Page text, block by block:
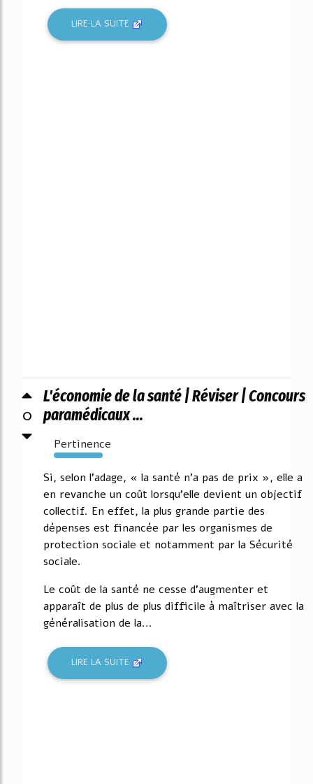
LIRE LA SUITE
0
L'économie de la santé | Réviser | Concours
paramédicaux ...
Pertinence
3230%
Si, selon l'adage, « la santé n'a pas de prix », elle a
en revanche un coût lorsqu'elle devient un objectif
collectif. En effet, la plus grande partie des
dépenses est financée par les organismes de
protection sociale et notamment par la Sécurité
sociale.
Le coût de la santé ne cesse d'augmenter et
apparaît de plus de plus difficile à maîtriser avec la
généralisation de la...
LIRE LA SUITE